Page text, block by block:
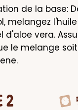
de la base:
melangez
d'aloe vera.
le melange soit
2